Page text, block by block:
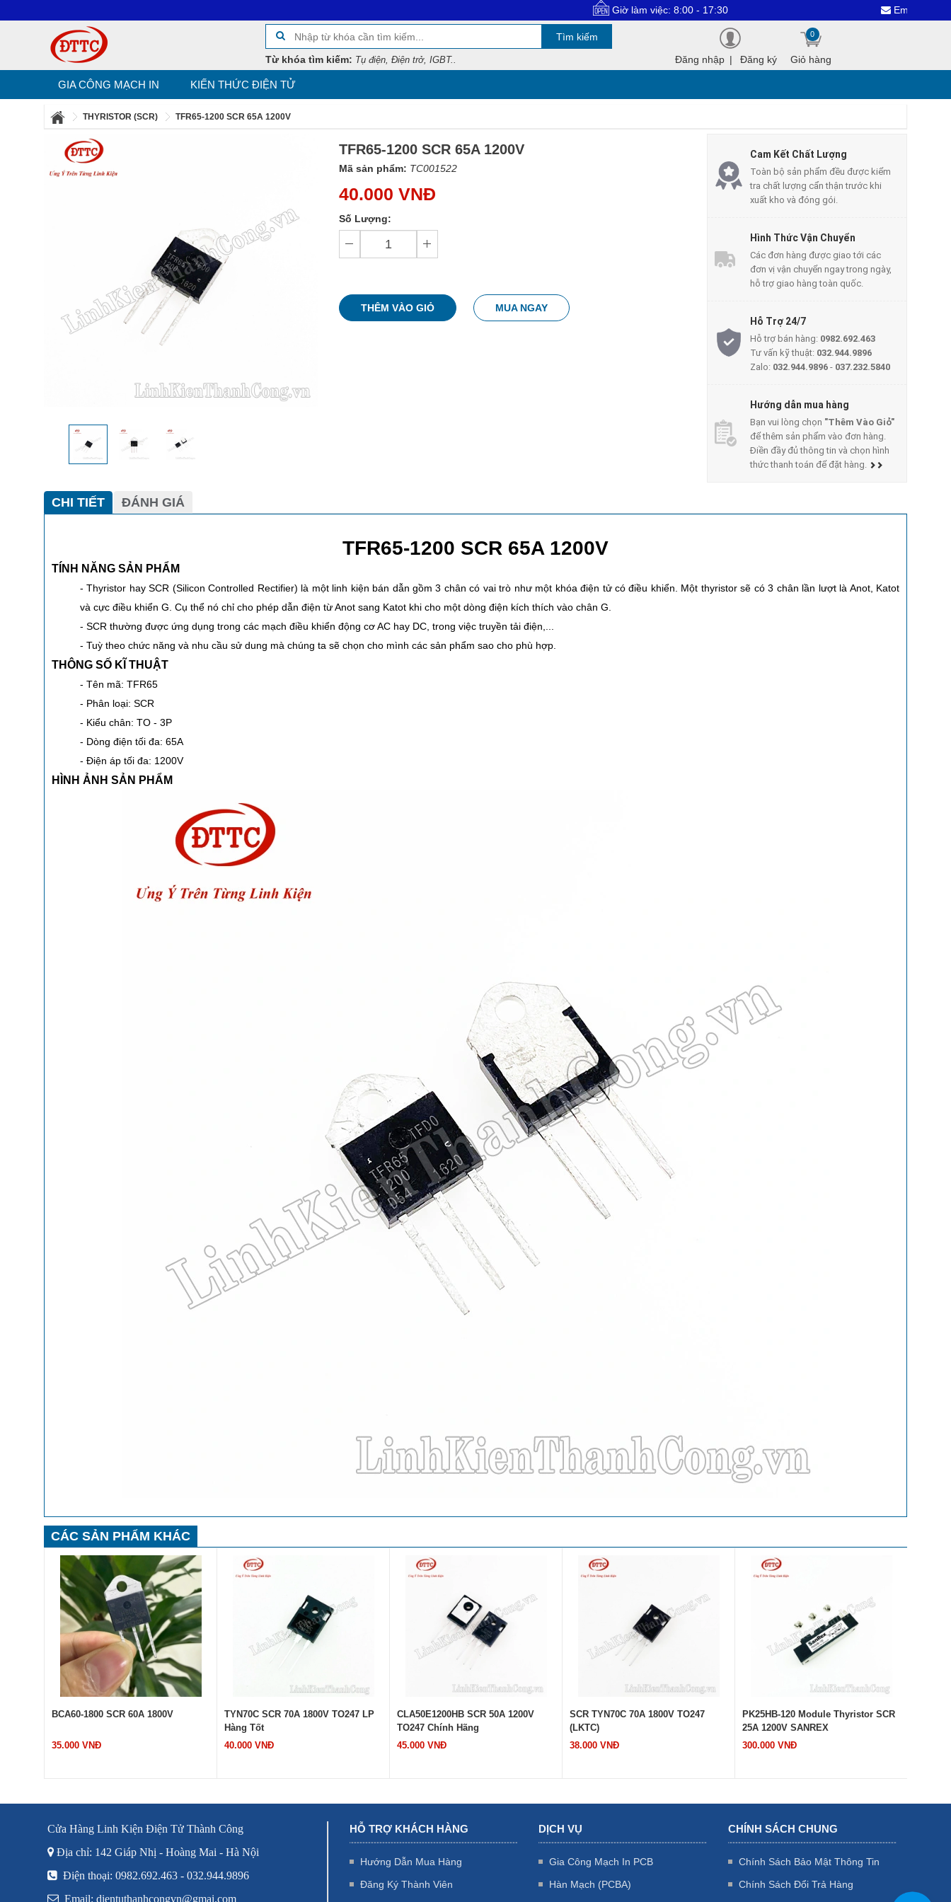
Giờ làm việc: 8:00 - 17:30 Email :
Tìm kiếm
Từ khóa tìm kiếm: Tụ điện, Điện trở, IGBT.. Đăng nhập | Đăng ký Giỏ hàng
0
GIA CÔNG MẠCH IN KIẾN THỨC ĐIỆN TỬ
THYRISTOR (SCR) TFR65-1200 SCR 65A 1200V
TFR65-1200 SCR 65A 1200V
Mã sản phẩm: TC001522
40.000 VNĐ
Số Lượng:
THÊM VÀO GIỎ MUA NGAY
Cam Kết Chất Lượng
Toàn bộ sản phẩm đều được kiểm
tra chất lượng cẩn thận trước khi
xuất kho và đóng gói.
Hình Thức Vận Chuyển
Các đơn hàng được giao tới các
đơn vị vận chuyển ngay trong ngày,
hỗ trợ giao hàng toàn quốc.
Hỗ Trợ 24/7
Hỗ trợ bán hàng: 0982.692.463
Tư vấn kỹ thuật: 032.944.9896
Zalo: 032.944.9896 - 037.232.5840
Hướng dẫn mua hàng
Bạn vui lòng chọn "Thêm Vào Giỏ"
để thêm sản phẩm vào đơn hàng.
Điền đầy đủ thông tin và chọn hình
thức thanh toán để đặt hàng.
CHI TIẾT ĐÁNH GIÁ
TFR65-1200 SCR 65A 1200V
TÍNH NĂNG SẢN PHẨM
- Thyristor hay SCR (Silicon Controlled Rectifier) là một linh kiện bán dẫn gồm 3 chân có vai trò như một khóa điện tử có điều khiển. Một thyristor sẽ có 3 chân lần lượt là Anot, Katot
và cực điều khiển G. Cụ thể nó chỉ cho phép dẫn điện từ Anot sang Katot khi cho một dòng điện kích thích vào chân G.
- SCR thường được ứng dụng trong các mạch điều khiển động cơ AC hay DC, trong việc truyền tải điện,...
- Tuỳ theo chức năng và nhu cầu sử dung mà chúng ta sẽ chọn cho mình các sản phẩm sao cho phù hợp.
THÔNG SỐ KĨ THUẬT
- Tên mã: TFR65
- Phân loại: SCR
- Kiểu chân: TO - 3P
- Dòng điện tối đa: 65A
- Điện áp tối đa: 1200V
HÌNH ẢNH SẢN PHẨM
CÁC SẢN PHẨM KHÁC
BCA60-1800 SCR 60A 1800V
35.000 VNĐ
TYN70C SCR 70A 1800V TO247 LP
Hàng Tốt
40.000 VNĐ
CLA50E1200HB SCR 50A 1200V
TO247 Chính Hãng
45.000 VNĐ
SCR TYN70C 70A 1800V TO247
(LKTC)
38.000 VNĐ
PK25HB-120 Module Thyristor SCR
25A 1200V SANREX
300.000 VNĐ
Cửa Hàng Linh Kiện Điện Tử Thành Công
Địa chỉ: 142 Giáp Nhị - Hoàng Mai - Hà Nội
Điện thoại: 0982.692.463 - 032.944.9896
Email: dientuthanhcongvn@gmai.com
HỖ TRỢ KHÁCH HÀNG
Hướng Dẫn Mua Hàng
Đăng Ký Thành Viên
DỊCH VỤ
Gia Công Mạch In PCB
Hàn Mạch (PCBA)
CHÍNH SÁCH CHUNG
Chính Sách Bảo Mật Thông Tin
Chính Sách Đổi Trả Hàng